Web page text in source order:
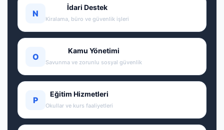
N
İdari Destek
Kiralama, büro ve güvenlik işleri
O
Kamu Yönetimi
Savunma ve zorunlu sosyal güvenlik
P
Eğitim Hizmetleri
Okullar ve kurs faaliyetleri